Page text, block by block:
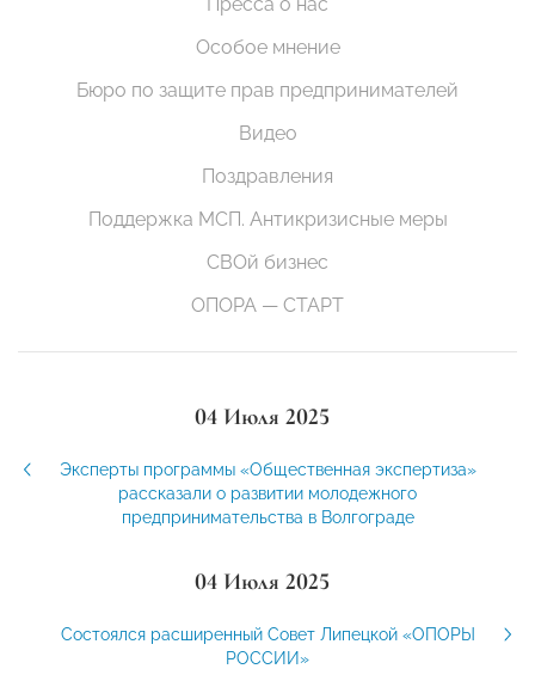
Особое мнение
Бюро по защите прав предпринимателей
Видео
Поздравления
Поддержка МСП. Антикризисные меры
СВОй бизнес
ОПОРА — СТАРТ
04 Июля 2025
Эксперты программы «Общественная экспертиза»
рассказали о развитии молодежного
предпринимательства в Волгограде
04 Июля 2025
Состоялся расширенный Совет Липецкой «ОПОРЫ
РОССИИ»